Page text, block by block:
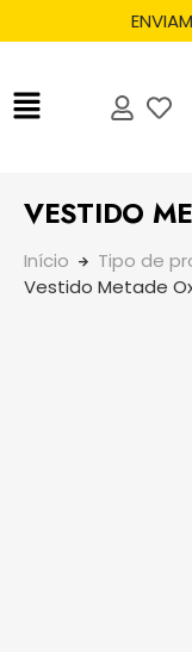
VESTIDO
Início Tipo de
Vestido Metade